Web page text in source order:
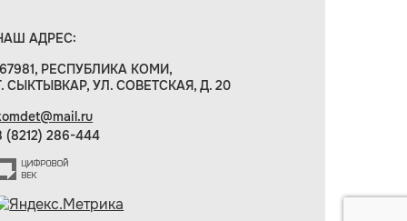
АДРЕС:
РЕСПУБЛИКА КОМИ,
СЫКТЫВКАР, УЛ. СОВЕТСКАЯ, Д. 20
(8212) 286-444